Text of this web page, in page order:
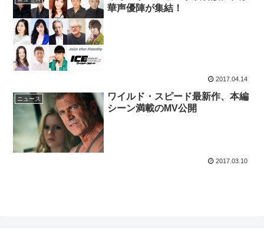
華声優陣が集結！
2017.04.14
ニュース
ワイルド・スピード最新作、本編
シーン満載のMV公開
2017.03.10